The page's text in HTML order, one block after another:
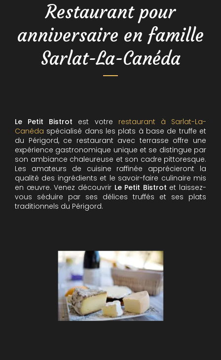
Restaurant pour
anniversaire en famille
Sarlat-La-Canéda
Le Petit Bistrot est votre restaurant à Sarlat-La-
Canéda spécialisé dans les plats à base de truffe et
du Périgord, ce restaurant avec terrasse offre une
expérience gastronomique unique et se distingue par
son ambiance chaleureuse et son cadre pittoresque.
Les amateurs de cuisine raffinée apprécieront la
qualité des ingrédients et le savoir-faire culinaire mis
en œuvre. Venez découvrir Le Petit Bistrot et laissez-
vous séduire par ses délices truffés et ses plats
traditionnels du Périgord.